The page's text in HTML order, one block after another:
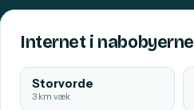
Internet i nabobyerne
Storvorde
3 km væk